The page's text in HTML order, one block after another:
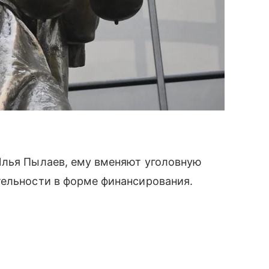
Пылаев, ему вменяют уголовную
в форме финансирования.